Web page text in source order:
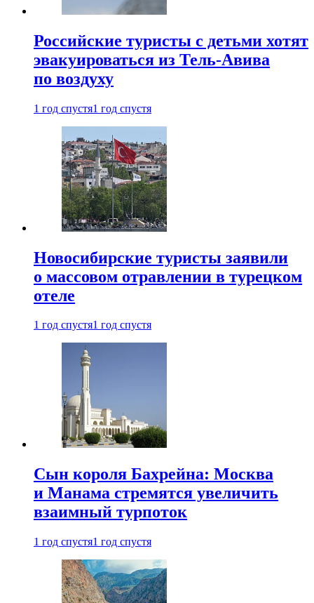
Российские туристы с детьми хотят
эвакуироваться из Тель-Авива
по воздуху
1 год спустя1 год спустя
Новосибирские туристы заявили
о массовом отравлении в турецком
отеле
1 год спустя1 год спустя
Сын короля Бахрейна: Москва
и Манама стремятся увеличить
взаимный турпоток
1 год спустя1 год спустя